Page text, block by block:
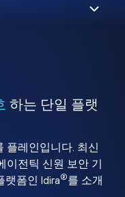
하는 단일 플랫
플레인입니다. 최신
이전틱 신원 보안 기
랫폼인 Idira®를 소개